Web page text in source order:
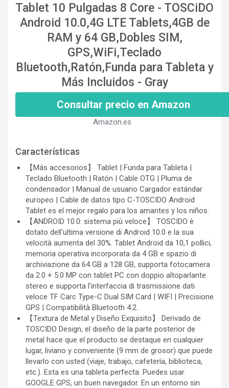
Tablet 10 Pulgadas 8 Core - TOSCiDO
Android 10.0,4G LTE Tablets,4GB de
RAM y 64 GB,Dobles SIM,
GPS,WiFi,Teclado
Bluetooth,Ratón,Funda para Tableta y
Más Incluidos - Gray
Consultar precio en Amazon
Amazon.es
Características
【Más accesorios】 Tablet | Funda para Tableta |
Teclado Bluetooth | Ratón | Cable OTG | Pluma de
condensador | Manual de usuario Cargador estándar
europeo | Cable de datos tipo C-TOSCIDO Android
Tablet es el mejor regalo para los amantes y los niños.
【ANDROID 10.0: sistema più veloce】 TOSCIDO è
dotato dell'ultima versione di Android 10.0 e la sua
velocità aumenta del 30%. Tablet Android da 10,1 pollici,
memoria operativa incorporata da 4 GB e spazio di
archiviazione da 64 GB a 128 GB, supporta fotocamera
da 2.0 + 5.0 MP con tablet PC con doppio altoparlante
stereo e supporta l'interfaccia di trasmissione dati
veloce TF Carc Type-C Dual SIM Card | WIFI | Precisione
GPS | Compatibilità Bluetooth 4.2.
【Textura de Metal y Diseño Exquisito】 Derivado de
TOSCIDO Design, el diseño de la parte posterior de
metal hace que el producto se destaque en cualquier
lugar, liviano y conveniente (9 mm de grosor) que puede
llevarlo con usted (viaje, trabajo, cafetería, biblioteca,
etc.). Esta es una tableta perfecta. Puedes usar
GOOGLE GPS, un buen navegador. En un entorno sin